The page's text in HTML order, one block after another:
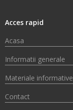
Acces rapid
Acasa
Informatii generale
Materiale informative
Contact